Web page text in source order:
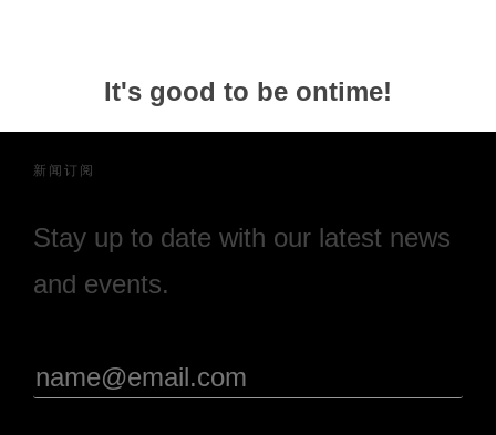
It's good to be ontime!
新闻订阅
Stay up to date with our latest news
and events.